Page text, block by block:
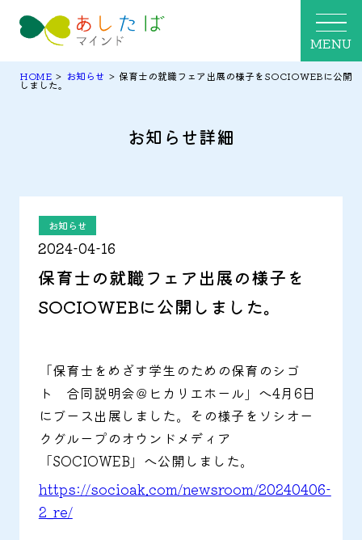
MENU
HOME > お知らせ > 保育士の就職フェア出展の様子をSOCIOWEBに公開
しました。
お知らせ詳細
お知らせ
2024-04-16
保育士の就職フェア出展の様子を
SOCIOWEBに公開しました。
「保育士をめざす学生のための保育のシゴ
ト 合同説明会＠ヒカリエホール」へ4月6日
にブース出展しました。その様子をソシオー
クグループのオウンドメディア
「SOCIOWEB」へ公開しました。
https://socioak.com/newsroom/20240406-
2_re/